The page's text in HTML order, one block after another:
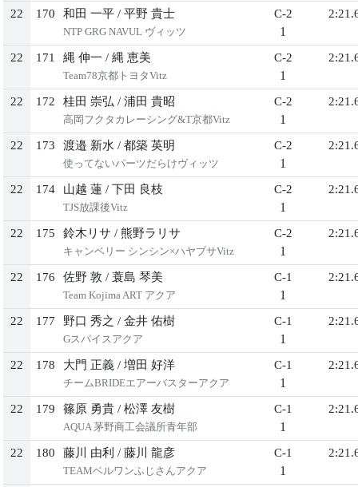
22 170 和田 一平 / 平野 貴士
NTP GRG NAVUL ヴィッツ
C-2
1
22 171 縄 伸一 / 縄 恵美
Team78京都トヨタVitz
C-2
1
22 172 桂田 崇弘 / 浦田 貴昭
高岡フクタカレーシング&T京都Vitz
C-2
1
22 173 渡邉 新水 / 都築 英明
使ってないパーツだらけヴィッツ
C-2
1
22 174 山越 蓮 / 下田 良枝
TJS放課後Vitz
C-2
1
22 175 鈴木リサ / 熊野ラリサ
キャンベリー シンシン×ハヤブサVitz
C-2
1
22 176 佐野 敦 / 蓑島 琴美
Team Kojima ART アクア
C-1
1
22 177 野口 秀之 / 金井 佑樹
Gスパイスアクア
C-1
1
22 178 大門 正義 / 増田 好洋
チームBRIDEエアーバスターアクア
C-1
1
22 179 篠原 勇貴 / 松澤 友樹
AQUA 茅野商工会議所青年部
C-1
1
22 180 藤川 由利 / 藤川 龍彦
TEAMベルワンふじさんアクア
C-1
1